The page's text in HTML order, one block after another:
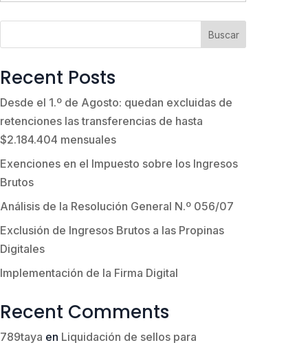
Buscar
Recent Posts
Desde el 1.º de Agosto: quedan excluidas de
retenciones las transferencias de hasta
$2.184.404 mensuales
Exenciones en el Impuesto sobre los Ingresos
Brutos
Análisis de la Resolución General N.º 056/07
Exclusión de Ingresos Brutos a las Propinas
Digitales
Implementación de la Firma Digital
Recent Comments
789taya en Liquidación de sellos para